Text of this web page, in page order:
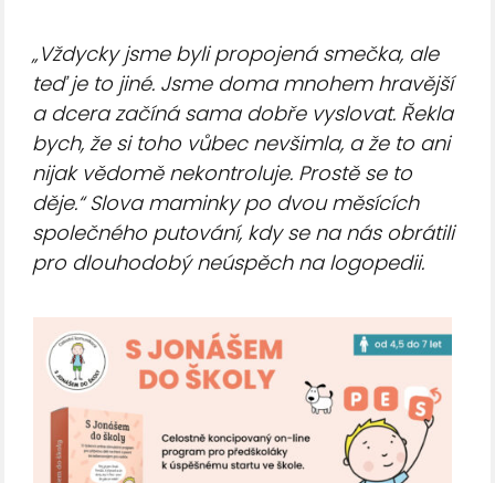
„Vždycky jsme byli propojená smečka, ale
teď je to jiné. Jsme doma mnohem hravější
a dcera začíná sama dobře vyslovat. Řekla
bych, že si toho vůbec nevšimla, a že to ani
nijak vědomě nekontroluje. Prostě se to
děje.“ Slova maminky po dvou měsících
společného putování, kdy se na nás obrátili
pro dlouhodobý neúspěch na logopedii.